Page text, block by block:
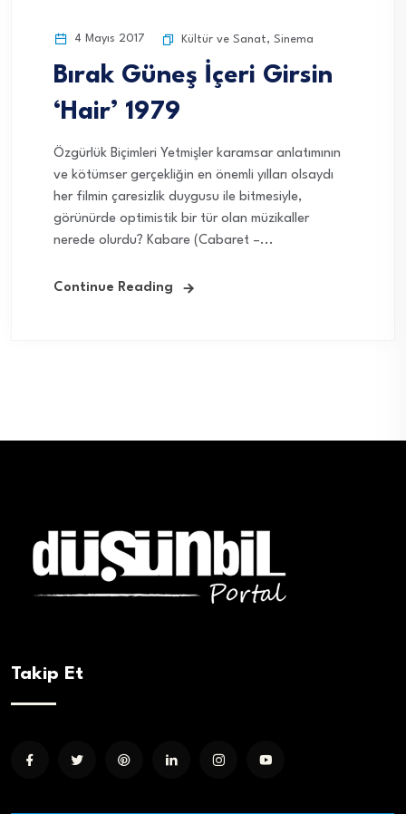
4 Mayıs 2017 Kültür ve Sanat, Sinema
Bırak Güneş İçeri Girsin
‘Hair’ 1979
Özgürlük Biçimleri Yetmişler karamsar anlatımının
ve kötümser gerçekliğin en önemli yılları olsaydı
her filmin çaresizlik duygusu ile bitmesiyle,
görünürde optimistik bir tür olan müzikaller
nerede olurdu? Kabare (Cabaret –...
Continue Reading
Takip Et